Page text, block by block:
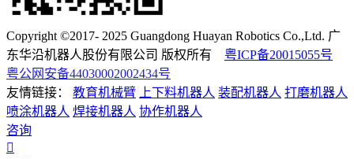
Copyright ©2017- 2025 Guangdong Huayan Robotics Co.,Ltd. 广
东华沿机器人股份有限公司 版权所有 粤ICP备20015055号
粤公网安备44030002002434号
友情链接：
教育机械臂 上下料机器人 装配机器人 打磨机器人
喷涂机器人 焊接机器人 协作机器人
咨询